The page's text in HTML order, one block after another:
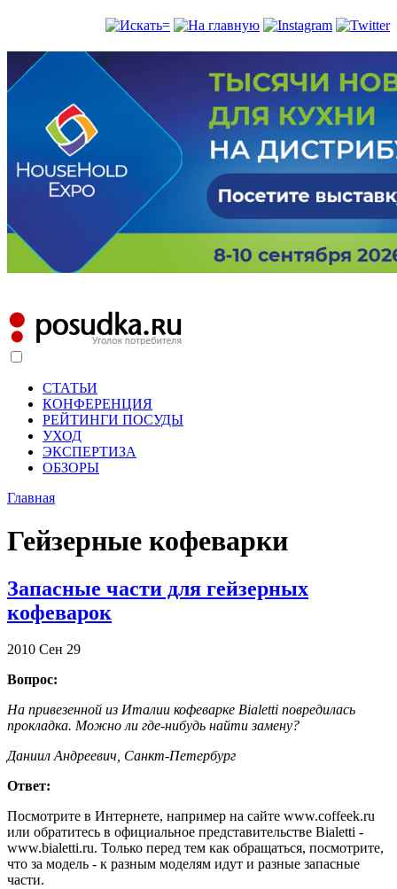
СТАТЬИ
КОНФЕРЕНЦИЯ
РЕЙТИНГИ ПОСУДЫ
УХОД
ЭКСПЕРТИЗА
ОБЗОРЫ
Главная
Гейзерные кофеварки
Запасные части для гейзерных
кофеварок
2010 Сен 29
Вопрос:
На привезенной из Италии кофеварке Bialetti повредилась
прокладка. Можно ли где-нибудь найти замену?
Даниил Андреевич, Санкт-Петербург
Ответ:
Посмотрите в Интернете, например на сайте www.coffeek.ru
или обратитесь в официальное представительстве Bialetti -
www.bialetti.ru. Только перед тем как обращаться, посмотрите,
что за модель - к разным моделям идут и разные запасные
части.